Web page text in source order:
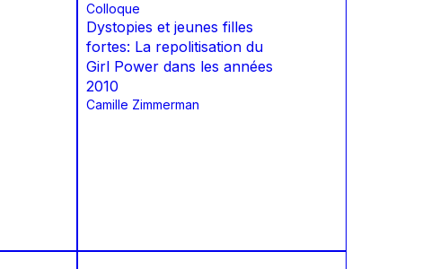
Colloque
Dystopies et jeunes filles
fortes: La repolitisation du
Girl Power dans les années
2010
Camille Zimmerman